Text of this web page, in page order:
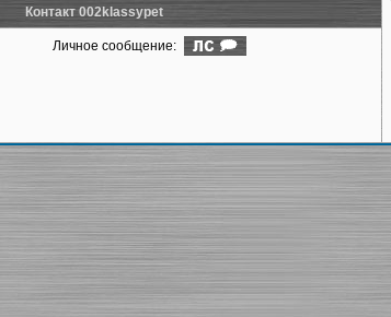
Контакт 002klassypet
Личное сообщение: